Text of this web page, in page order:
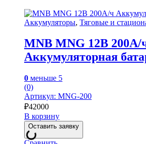
Аккумуляторы, Тяговые и
MNB MNG 12В 200А/
Аккумуляторная
0 меньше 5
(0)
Артикул: MNG-200
₽42000
В корзину
Оставить заявку